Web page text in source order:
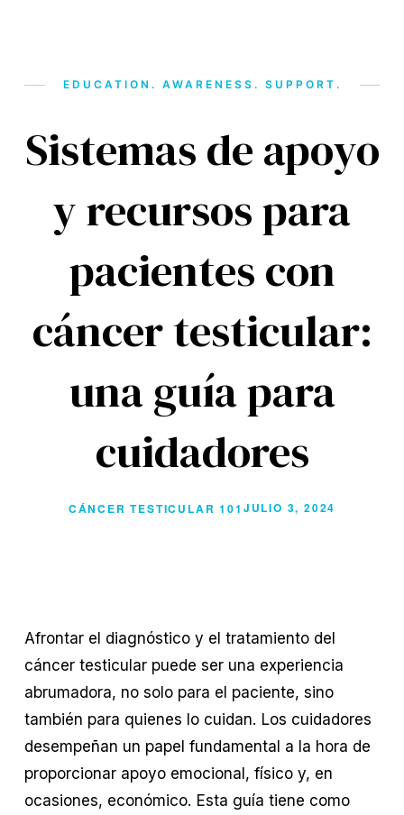
EDUCATION. AWARENESS. SUPPORT.
Sistemas de apoyo
y recursos para
pacientes con
cáncer testicular:
una guía para
cuidadores
CÁNCER TESTICULAR 101 JULIO 3, 2024
Afrontar el diagnóstico y el tratamiento del
cáncer testicular puede ser una experiencia
abrumadora, no solo para el paciente, sino
también para quienes lo cuidan. Los cuidadores
desempeñan un papel fundamental a la hora de
proporcionar apoyo emocional, físico y, en
ocasiones, económico. Esta guía tiene como